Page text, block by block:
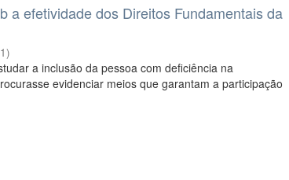
a efetividade dos Direitos Fundamentais da
)
a inclusão da pessoa com deficiência na
evidenciar meios que garantam a participação